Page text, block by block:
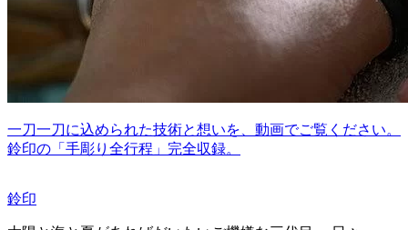
一刀一刀に込められた技術と想いを、動画でご覧ください。
鈴印の「手彫り全行程」完全収録。
鈴印